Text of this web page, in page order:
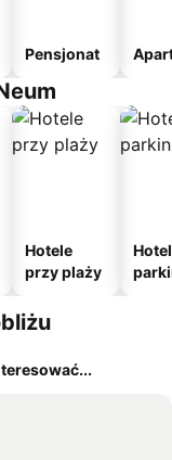
Pensjonat
Hotele
przy plaży